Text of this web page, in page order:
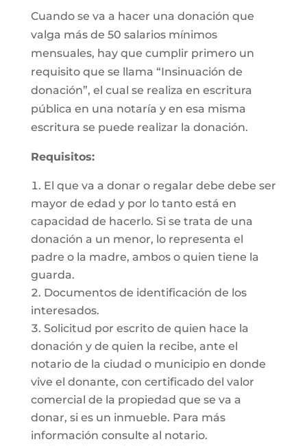
Cuando se va a hacer una donación que
valga más de 50 salarios mínimos
mensuales, hay que cumplir primero un
requisito que se llama “Insinuación de
donación”, el cual se realiza en escritura
pública en una notaría y en esa misma
escritura se puede realizar la donación.
Requisitos:
El que va a donar o regalar debe debe ser
mayor de edad y por lo tanto está en
capacidad de hacerlo. Si se trata de una
donación a un menor, lo representa el
padre o la madre, ambos o quien tiene la
guarda.
Documentos de identificación de los
interesados.
Solicitud por escrito de quien hace la
donación y de quien la recibe, ante el
notario de la ciudad o municipio en donde
vive el donante, con certificado del valor
comercial de la propiedad que se va a
donar, si es un inmueble. Para más
información consulte al notario.